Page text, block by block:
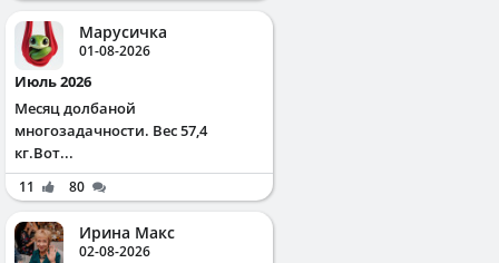
Марусичка
01-08-2026
Июль 2026
Месяц долбаной
многозадачности. Вес 57,4
кг.Вот...
11 80
Ирина Макс
02-08-2026